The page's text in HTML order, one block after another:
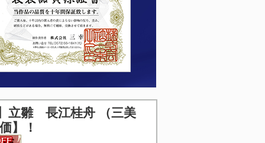
立雛 長江桂舟 （三美
】！